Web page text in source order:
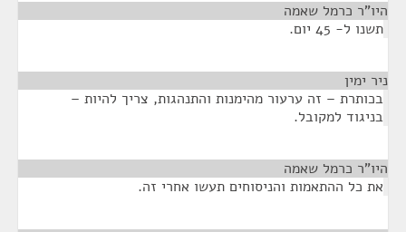
היו"ר כרמל שאמה
תשנו ל- 45 יום.
ניר ימין
בכותרת – זה ערעור מהימנות והתנהגות, צריך להיות –
בניגוד למקובל.
היו"ר כרמל שאמה
את כל ההתאמות והניסוחים תעשו אחרי זה.